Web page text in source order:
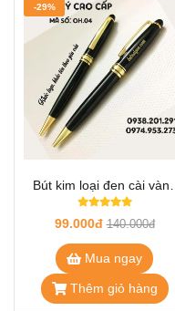
Bút kim loại đen cài vàng
OH.04
99.000đ 140.000đ
-29%
Mua ngay
Thêm giỏ hàng